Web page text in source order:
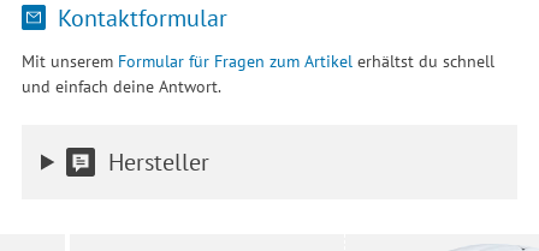
Kontaktformular
Mit unserem Formular für Fragen zum Artikelerhältst du schnell
und einfach deine Antwort.
Hersteller